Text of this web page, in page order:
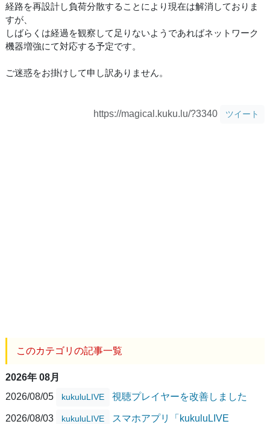
経路を再設計し負荷分散することにより現在は解消しておりま
すが、
しばらくは経過を観察して足りないようであればネットワーク
機器増強にて対応する予定です。
ご迷惑をお掛けして申し訳ありません。
https://magical.kuku.lu/?3340 ツイート
このカテゴリの記事一覧
2026年 08月
2026/08/05
kukuluLIVE 視聴プレイヤーを改善しました
2026/08/03 kukuluLIVE
スマホアプリ「kukuluLIVE